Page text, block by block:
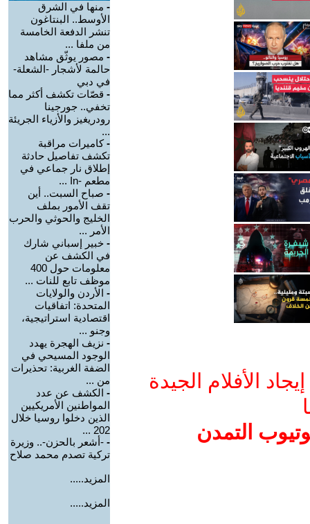
الأفلام الجيدة
التمدن
- منها في الشرق
الأوسط.. البنتاغون
تنشر الدفعة الخامسة
من ملفا ...
- مصور يوثّق مشاهد
حالمة لأشجار -الشعلة-
في دبي
- قصّات تكشف أكثر مما
تخفي.. جورجينا
رودريغيز والأزياء الجريئة
...
-كاميرات مراقبة
تكشف تفاصيل حادثة
إطلاق نار جماعي في
مطعم -In ...
- صباح السبت.. أين
تقف الأمور بملف
الخليج والحوثي والحرب
الأمر ...
- خبير إسباني شارك
في الكشف عن
معلومات حول 400
موظف تابع للنات ...
- الأردن والولايات
المتحدة: اتفاقيات
اقتصادية استراتيجية،
وجنو ...
- نزيف الهجرة يهدد
الوجود المسيحي في
الضفة الغربية: تحذيرات
من ...
- الكشف عن عدد
المواطنين الأمريكيين
الذين دخلوا روسيا خلال
202 ...
- -أشعر بالحزن-.. وزيرة
تركية تصدم محمد صلاح
المزيد.....
المزيد.....